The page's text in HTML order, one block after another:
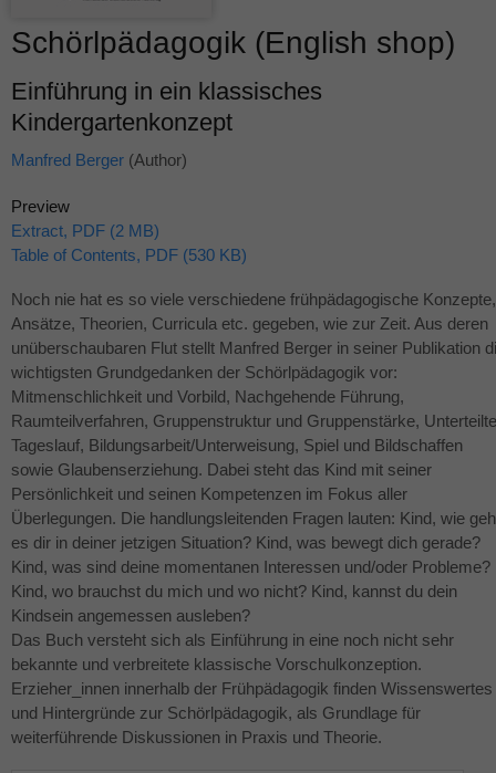
Schörlpädagogik (English shop)
Einführung in ein klassisches
Kindergartenkonzept
Manfred Berger (Author)
Preview
Extract, PDF (2 MB)
Table of Contents, PDF (530 KB)
Noch nie hat es so viele verschiedene frühpädagogische Konzepte,
Ansätze, Theorien, Curricula etc. gegeben, wie zur Zeit. Aus deren
unüberschaubaren Flut stellt Manfred Berger in seiner Publikation
wichtigsten Grundgedanken der Schörlpädagogik vor:
Mitmenschlichkeit und Vorbild, Nachgehende Führung,
Raumteilverfahren, Gruppenstruktur und Gruppenstärke,
Tageslauf, Bildungsarbeit/Unterweisung, Spiel und Bildschaffen
sowie Glaubenserziehung. Dabei steht das Kind mit seiner
Persönlichkeit und seinen Kompetenzen im Fokus aller
Überlegungen. Die handlungsleitenden Fragen lauten: Kind, wie
es dir in deiner jetzigen Situation? Kind, was bewegt dich gerade?
Kind, was sind deine momentanen Interessen und/oder Probleme?
Kind, wo brauchst du mich und wo nicht? Kind, kannst du dein
Kindsein angemessen ausleben?
Das Buch versteht sich als Einführung in eine noch nicht sehr
bekannte und verbreitete klassische Vorschulkonzeption.
Erzieher_innen innerhalb der Frühpädagogik finden Wissenswertes
und Hintergründe zur Schörlpädagogik, als Grundlage für
weiterführende Diskussionen in Praxis und Theorie.